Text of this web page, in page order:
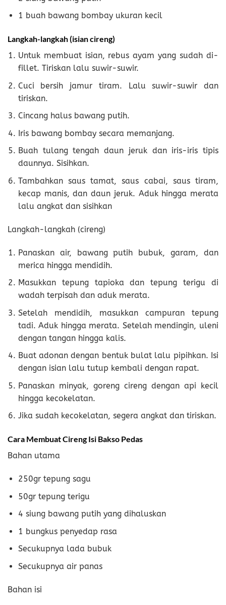
1 buah bawang bombay ukuran kecil
Langkah-langkah (isian cireng)
Untuk membuat isian, rebus ayam yang sudah di-
fillet. Tiriskan lalu suwir-suwir.
Cuci bersih jamur tiram. Lalu suwir-suwir dan
tiriskan.
Cincang halus bawang putih.
Iris bawang bombay secara memanjang.
Buah tulang tengah daun jeruk dan iris-iris tipis
daunnya. Sisihkan.
Tambahkan saus tamat, saus cabai, saus tiram,
kecap manis, dan daun jeruk. Aduk hingga merata
lalu angkat dan sisihkan
Langkah-langkah (cireng)
Panaskan air, bawang putih bubuk, garam, dan
merica hingga mendidih.
Masukkan tepung tapioka dan tepung terigu di
wadah terpisah dan aduk merata.
Setelah mendidih, masukkan campuran tepung
tadi. Aduk hingga merata. Setelah mendingin, uleni
dengan tangan hingga kalis.
Buat adonan dengan bentuk bulat lalu pipihkan. Isi
dengan isian lalu tutup kembali dengan rapat.
Panaskan minyak, goreng cireng dengan api kecil
hingga kecokelatan.
Jika sudah kecokelatan, segera angkat dan tiriskan.
Cara Membuat Cireng Isi Bakso Pedas
Bahan utama
250gr tepung sagu
50gr tepung terigu
4 siung bawang putih yang dihaluskan
1 bungkus penyedap rasa
Secukupnya lada bubuk
Secukupnya air panas
Bahan isi